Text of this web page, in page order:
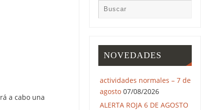
a cabo una
NOVEDADES
actividades normales – 7 de
agosto 07/08/2026
ALERTA ROJA 6 DE AGOSTO